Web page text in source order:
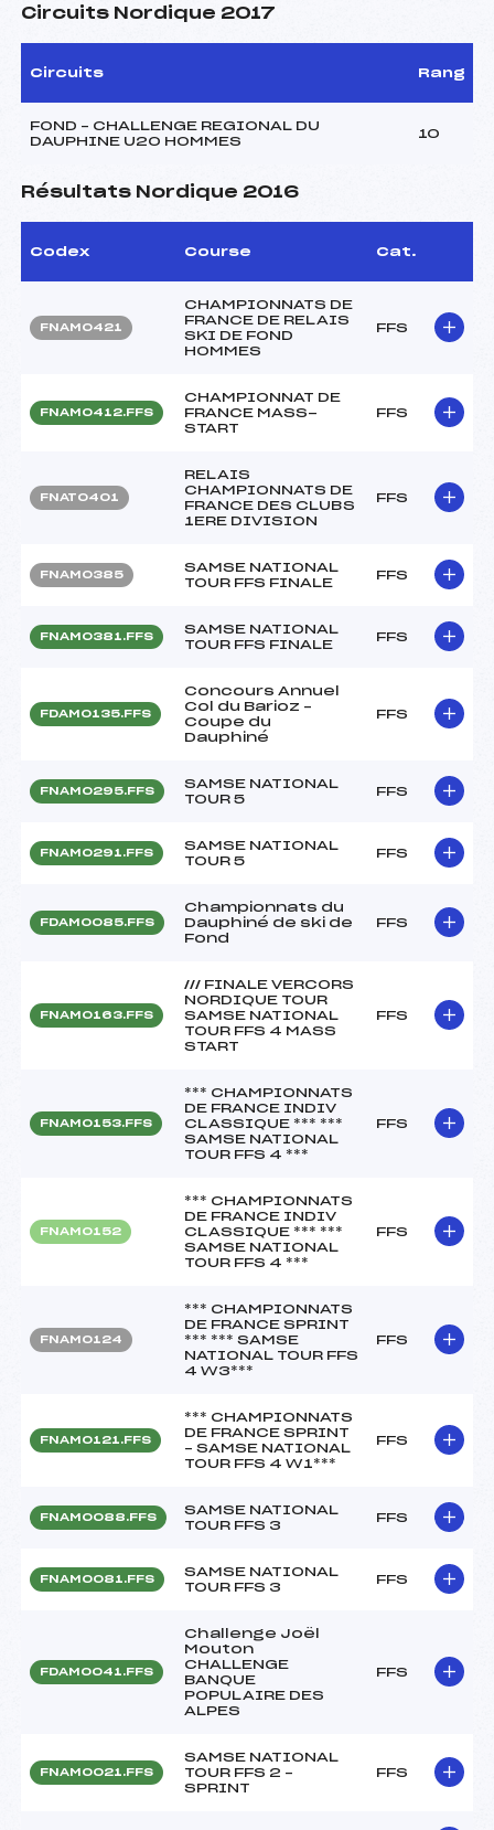
Circuits Nordique 2017
Circuits Rang
FOND – CHALLENGE REGIONAL DU
DAUPHINE U20 HOMMES
10
Résultats Nordique 2016
Codex Course Cat.
FNAM0421
CHAMPIONNATS DE
FRANCE DE RELAIS
SKI DE FOND
HOMMES
FFS
FNAM0412.FFS
CHAMPIONNAT DE
FRANCE MASS-
START
FFS
FNAT0401
RELAIS
CHAMPIONNATS DE
FRANCE DES CLUBS
1ERE DIVISION
FFS
FNAM0385
SAMSE NATIONAL
TOUR FFS FINALE
FFS
FNAM0381.FFS
SAMSE NATIONAL
TOUR FFS FINALE
FFS
FDAM0135.FFS
Concours Annuel
Col du Barioz –
Coupe du
Dauphiné
FFS
FNAM0295.FFS
SAMSE NATIONAL
TOUR 5
FFS
FNAM0291.FFS
SAMSE NATIONAL
TOUR 5
FFS
FDAM0085.FFS
Championnats du
Dauphiné de ski de
Fond
FFS
FNAM0163.FFS
/// FINALE VERCORS
NORDIQUE TOUR
SAMSE NATIONAL
TOUR FFS 4 MASS
START
FFS
FNAM0153.FFS
*** CHAMPIONNATS
DE FRANCE INDIV
CLASSIQUE *** ***
SAMSE NATIONAL
TOUR FFS 4 ***
FFS
FNAM0152
*** CHAMPIONNATS
DE FRANCE INDIV
CLASSIQUE *** ***
SAMSE NATIONAL
TOUR FFS 4 ***
FFS
FNAM0124
*** CHAMPIONNATS
DE FRANCE SPRINT
*** *** SAMSE
NATIONAL TOUR FFS
4 W3***
FFS
FNAM0121.FFS
*** CHAMPIONNATS
DE FRANCE SPRINT
– SAMSE NATIONAL
TOUR FFS 4 W1***
FFS
FNAM0088.FFS
SAMSE NATIONAL
TOUR FFS 3
FFS
FNAM0081.FFS
SAMSE NATIONAL
TOUR FFS 3
FFS
FDAM0041.FFS
Challenge Joël
Mouton
CHALLENGE
BANQUE
POPULAIRE DES
ALPES
FFS
FNAM0021.FFS
SAMSE NATIONAL
TOUR FFS 2 –
SPRINT
FFS